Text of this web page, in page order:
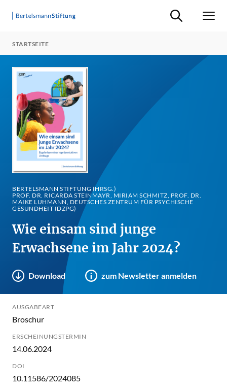
Suche ein-/
STARTSEITE
BERTELSMANN STIFTUNG (HRSG.)
PROF. DR. RICARDA STEINMAYR, MIRIAM SCHMITZ, PROF. DR.
MAIKE LUHMANN, DEUTSCHES ZENTRUM FÜR PSYCHISCHE
GESUNDHEIT (DZPG)
Wie einsam sind junge
Erwachsene im Jahr 2024?
Download zum Newsletter anmelden
AUSGABEART
Broschur
ERSCHEINUNGSTERMIN
14.06.2024
DOI
10.11586/2024085